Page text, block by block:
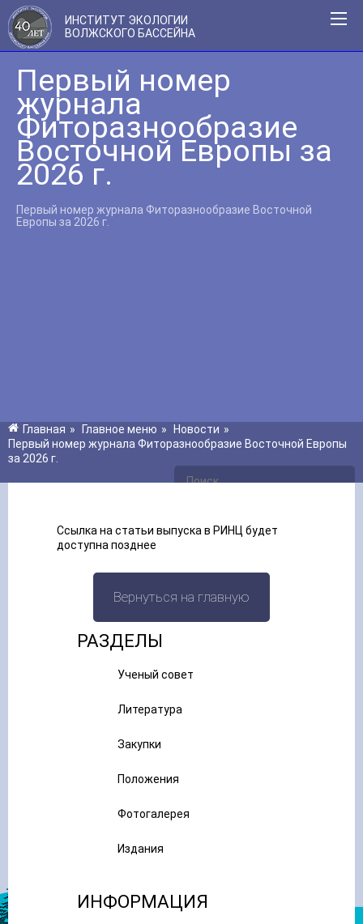
ИНСТИТУТ ЭКОЛОГИИ
ВОЛЖСКОГО БАССЕЙНА
Первый номер
журнала
Фиторазнообразие
Восточной Европы за
2026 г.
Первый номер журнала Фиторазнообразие Восточной
Европы за 2026 г.
Главная » Главное меню » Новости »
Первый номер журнала Фиторазнообразие Восточной Европы
за 2026 г.
Ссылка на статьи выпуска в РИНЦ будет
доступна позднее
Вернуться на главную
РАЗДЕЛЫ
Ученый совет
Литература
Закупки
Положения
Фотогалерея
Издания
ИНФОРМАЦИЯ